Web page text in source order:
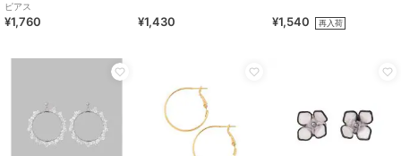
ピアス
¥1,760 ¥1,430 ¥1,540 再入荷